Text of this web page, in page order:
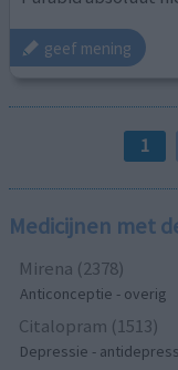
geef mening
1
Medicijnen met
Mirena (2378)
Anticonceptie - overig
Citalopram (1513)
Depressie -